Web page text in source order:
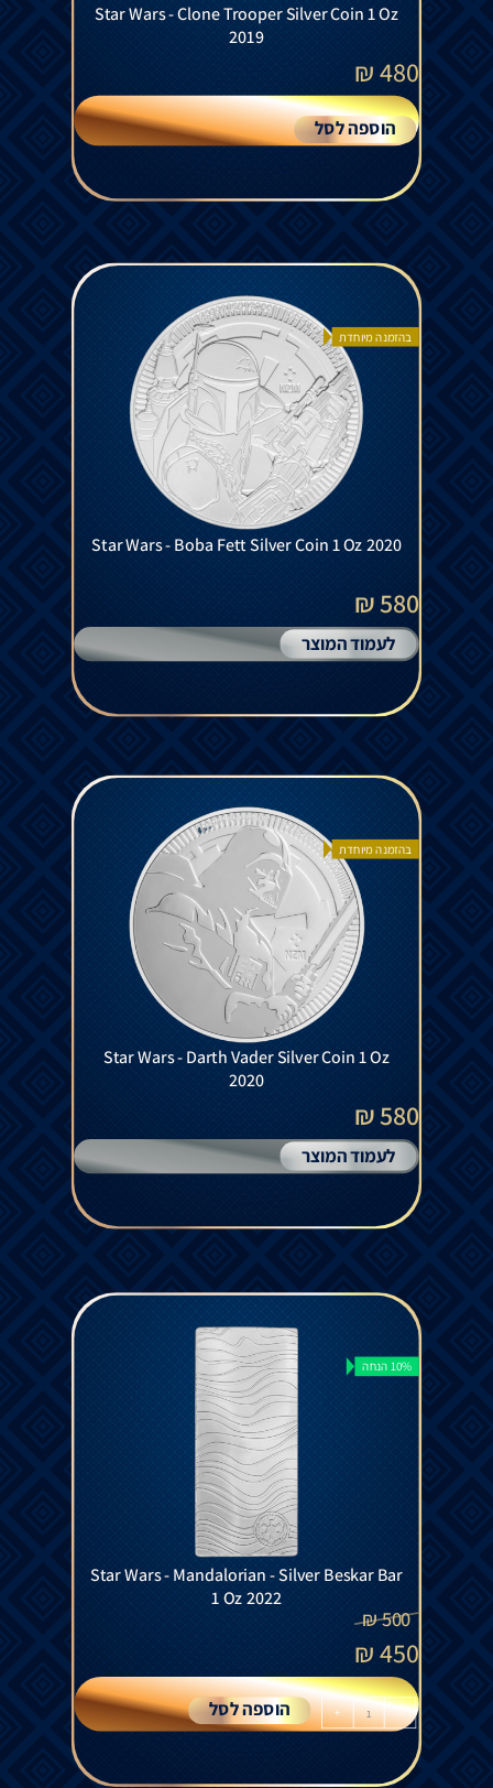
Star Wars - Clone Trooper Silver Coin 1 Oz
2019
480
₪
הוספה לסל
בהזמנה מיוחדת
Star Wars - Boba Fett Silver Coin 1 Oz 2020
580 ₪
לעמוד המוצר
בהזמנה מיוחדת
Star Wars - Darth Vader Silver Coin 1 Oz
2020
580 ₪
לעמוד המוצר
10% הנחה
Star Wars - Mandalorian - Silver Beskar Bar
1 Oz 2022
500
₪
450
₪
-
+ הוספה לסל